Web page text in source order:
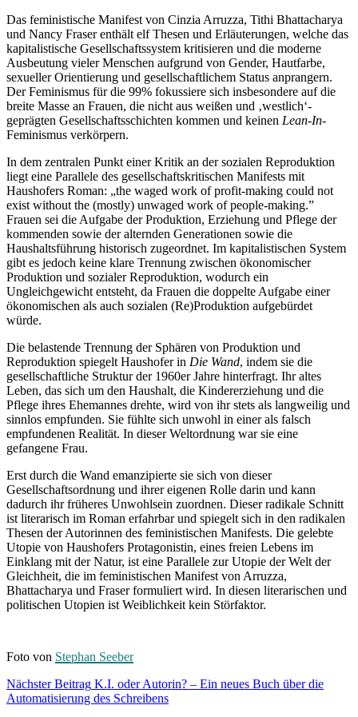
Das feministische Manifest von Cinzia Arruzza, Tithi Bhattacharya
und Nancy Fraser enthält elf Thesen und Erläuterungen, welche das
kapitalistische Gesellschaftssystem kritisieren und die moderne
Ausbeutung vieler Menschen aufgrund von Gender, Hautfarbe,
sexueller Orientierung und gesellschaftlichem Status anprangern.
Der Feminismus für die 99% fokussiere sich insbesondere auf die
breite Masse an Frauen, die nicht aus weißen und ‚westlich‘-
geprägten Gesellschaftsschichten kommen und keinen Lean-In-
Feminismus verkörpern.
In dem zentralen Punkt einer Kritik an der sozialen Reproduktion
liegt eine Parallele des gesellschaftskritischen Manifests mit
Haushofers Roman: „the waged work of profit-making could not
exist without the (mostly) unwaged work of people-making.”
Frauen sei die Aufgabe der Produktion, Erziehung und Pflege der
kommenden sowie der alternden Generationen sowie die
Haushaltsführung historisch zugeordnet. Im kapitalistischen System
gibt es jedoch keine klare Trennung zwischen ökonomischer
Produktion und sozialer Reproduktion, wodurch ein
Ungleichgewicht entsteht, da Frauen die doppelte Aufgabe einer
ökonomischen als auch sozialen (Re)Produktion aufgebürdet
würde.
Die belastende Trennung der Sphären von Produktion und
Reproduktion spiegelt Haushofer in Die Wand, indem sie die
gesellschaftliche Struktur der 1960er Jahre hinterfragt. Ihr altes
Leben, das sich um den Haushalt, die Kindererziehung und die
Pflege ihres Ehemannes drehte, wird von ihr stets als langweilig und
sinnlos empfunden. Sie fühlte sich unwohl in einer als falsch
empfundenen Realität. In dieser Weltordnung war sie eine
gefangene Frau.
Erst durch die Wand emanzipierte sie sich von dieser
Gesellschaftsordnung und ihrer eigenen Rolle darin und kann
dadurch ihr früheres Unwohlsein zuordnen. Dieser radikale Schnitt
ist literarisch im Roman erfahrbar und spiegelt sich in den radikalen
Thesen der Autorinnen des feministischen Manifests. Die gelebte
Utopie von Haushofers Protagonistin, eines freien Lebens im
Einklang mit der Natur, ist eine Parallele zur Utopie der Welt der
Gleichheit, die im feministischen Manifest von Arruzza,
Bhattacharya und Fraser formuliert wird. In diesen literarischen und
politischen Utopien ist Weiblichkeit kein Störfaktor.
Foto von Stephan Seeber
Beitragsnavigation
Nächster Beitrag K.I. oder Autorin? – Ein neues Buch über die
Automatisierung des SchreibensNächster